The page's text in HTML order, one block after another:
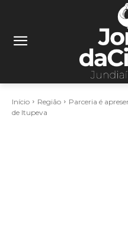
Início Região
Parceria é
de Itupeva